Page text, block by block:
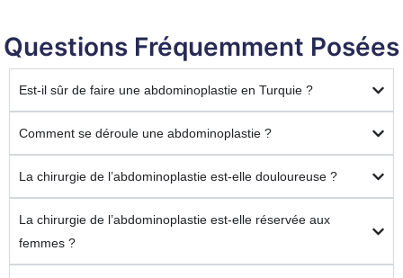
Questions Fréquemment Posées
Est-il sûr de faire une abdominoplastie en Turquie ?
Comment se déroule une abdominoplastie ?
La chirurgie de l’abdominoplastie est-elle douloureuse ?
La chirurgie de l’abdominoplastie est-elle réservée aux
femmes ?